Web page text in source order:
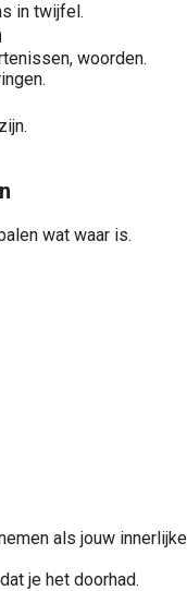
in twijfel.
woorden.
wat waar is.
als jouw innerlijke
je het doorhad.